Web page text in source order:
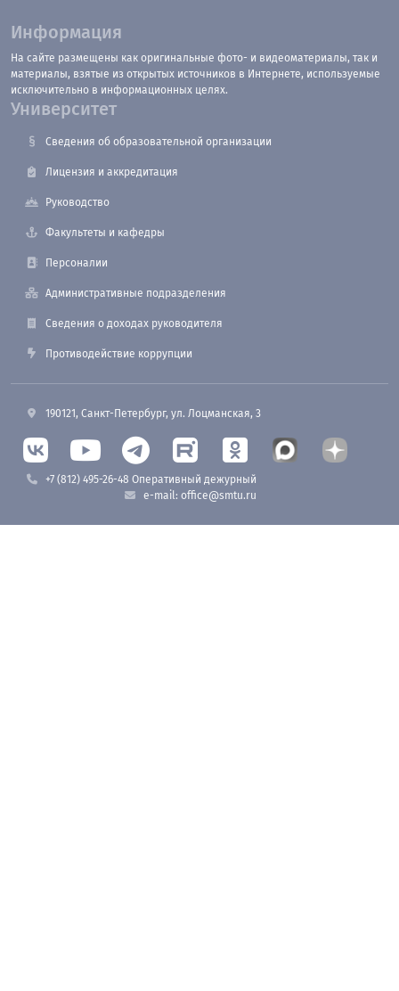
Информация
На сайте размещены как оригинальные фото- и видеоматериалы, так и
материалы, взятые из открытых источников в Интернете, используемые
исключительно в информационных целях.
Университет
Сведения об образовательной организации
Лицензия и аккредитация
Руководство
Факультеты и кафедры
Персоналии
Административные подразделения
Сведения о доходах руководителя
Противодействие коррупции
190121, Санкт-Петербург, ул. Лоцманская, 3
+7 (812) 495-26-48 Оперативный дежурный
e-mail: office@smtu.ru